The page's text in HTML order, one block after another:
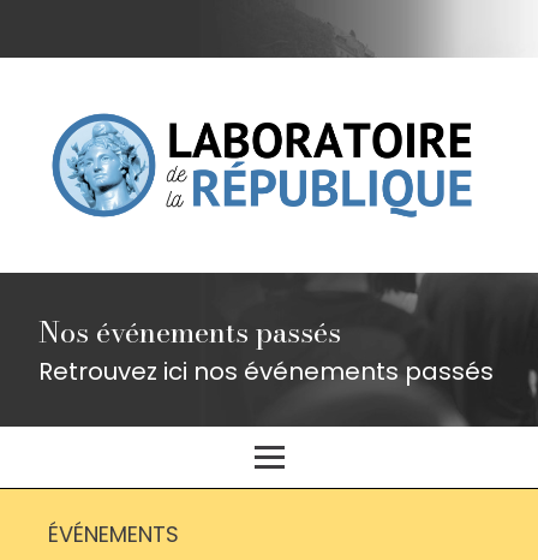
Nos événements passés
Retrouvez ici nos événements passés
ÉVÉNEMENTS